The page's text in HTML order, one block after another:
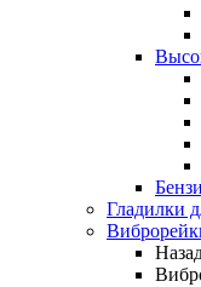
Гладилки